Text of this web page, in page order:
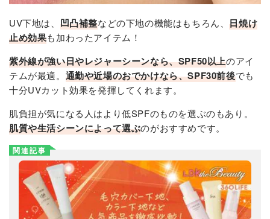
UV下地は、 凹凸補整などの下地の機能はもちろん、日焼け
止め効果も加わったアイテム！
紫外線が強い日やレジャーシーンなら、SPF50以上のアイ
テムが最適。 通勤や近場のおでかけなら、SPF30前後でも
十分UVカット効果を発揮してくれます。
肌負担が気になる人はより低SPFのものを選ぶのもあり。
肌質や生活シーンによって選ぶのがおすすめです。
関連記事